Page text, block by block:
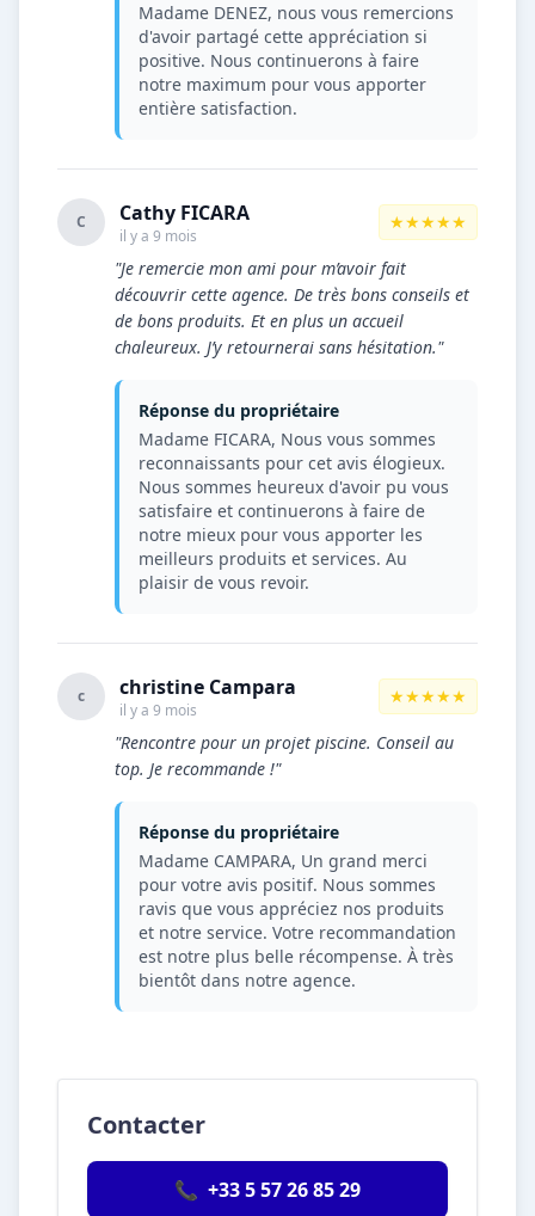
Madame DENEZ, nous vous remercions
d'avoir partagé cette appréciation si
positive. Nous continuerons à faire
notre maximum pour vous apporter
entière satisfaction.
C Cathy FICARA
il y a 9 mois
★★★★★
"Je remercie mon ami pour m’avoir fait
découvrir cette agence. De très bons conseils et
de bons produits. Et en plus un accueil
chaleureux. J’y retournerai sans hésitation."
Réponse du propriétaire
Madame FICARA, Nous vous sommes
reconnaissants pour cet avis élogieux.
Nous sommes heureux d'avoir pu vous
satisfaire et continuerons à faire de
notre mieux pour vous apporter les
meilleurs produits et services. Au
plaisir de vous revoir.
c christine Campara
il y a 9 mois
★★★★★
"Rencontre pour un projet piscine. Conseil au
top. Je recommande !"
Réponse du propriétaire
Madame CAMPARA, Un grand merci
pour votre avis positif. Nous sommes
ravis que vous appréciez nos produits
et notre service. Votre recommandation
est notre plus belle récompense. À très
bientôt dans notre agence.
Contacter
📞 +33 5 57 26 85 29